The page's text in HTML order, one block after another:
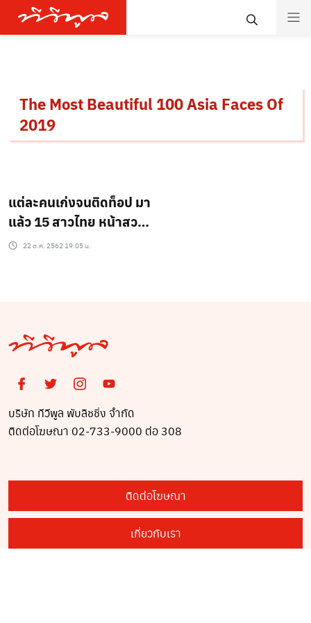
The Most Beautiful 100 Asia Faces Of
2019
แต่ละคนเก่งจนติดท็อป มา
แล้ว 15 สาวไทย หน้าสวย
สุดในเอเชียมีใครบ้าง?
22 ต.ค. 2562 19:05 น.
บริษัท ทีวีพูล พับลิชชิ่ง จำกัด
ติดต่อโฆษณา 02-733-9000 ต่อ 308
ติดต่อโฆษณา
เกี่ยวกับเรา